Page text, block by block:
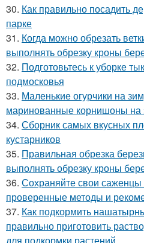
30. Как правильно посадить
парке
31. Когда можно обрезать
выполнять обрезку кроны
32. Подготовьтесь к уборке
подмосковья
33. Маленькие огурчики на
маринованные корнишоны на
34. Сборник самых вкусных
кустарников
35. Правильная обрезка
выполнять обрезку кроны
36. Сохраняйте свои
проверенные методы и
37. Как подкормить
правильно приготовить